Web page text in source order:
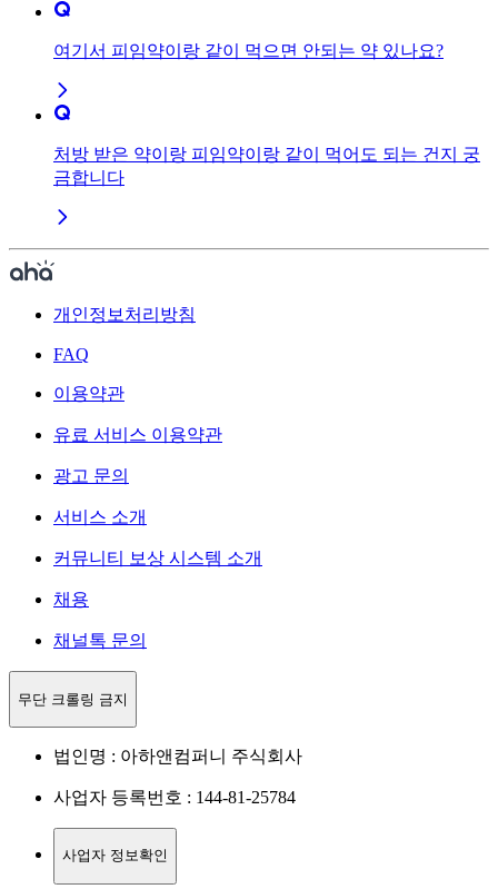
여기서 피임약이랑 같이 먹으면 안되는 약 있나요?
처방 받은 약이랑 피임약이랑 같이 먹어도 되는 건지 궁
금합니다
개인정보처리방침
FAQ
이용약관
유료 서비스 이용약관
광고 문의
서비스 소개
커뮤니티 보상 시스템 소개
채용
채널톡 문의
무단 크롤링 금지
법인명 : 아하앤컴퍼니 주식회사
사업자 등록번호 : 144-81-25784
사업자 정보확인